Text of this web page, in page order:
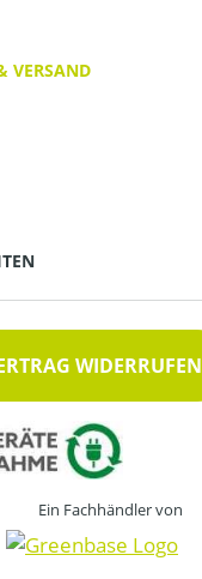
VERSAND
WIDERRUFEN
Ein Fachhändler von